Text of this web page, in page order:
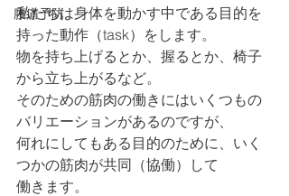
腰痛予防
私たちは身体を動かす中である目的を
持った動作（task）をします。
物を持ち上げるとか、握るとか、椅子
から立ち上がるなど。
そのための筋肉の働きにはいくつもの
バリエーションがあるのですが、
何れにしてもある目的のために、いく
つかの筋肉が共同（協働）して
働きます。